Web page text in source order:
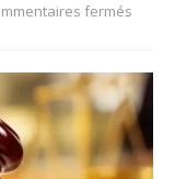
fermés